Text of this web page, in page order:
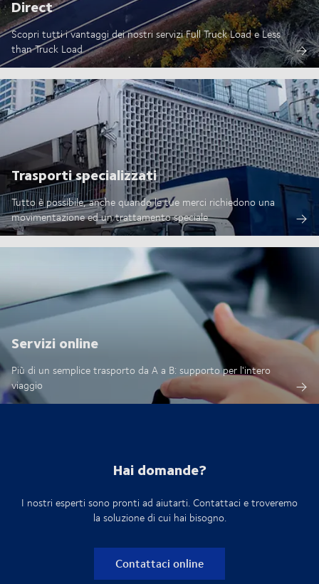
Direct
Scopri tutti i vantaggi dei nostri servizi Full Truck Load e Less
than Truck Load
Trasporti specializzati
Tutto è possibile, anche quando le tue merci richiedono una
movimentazione ed un trattamento speciale
Servizi online
Più di un semplice trasporto da A a B: supporto per l'intero
viaggio
Hai domande?
I nostri esperti sono pronti ad aiutarti. Contattaci e troveremo
la soluzione di cui hai bisogno.
Contattaci online